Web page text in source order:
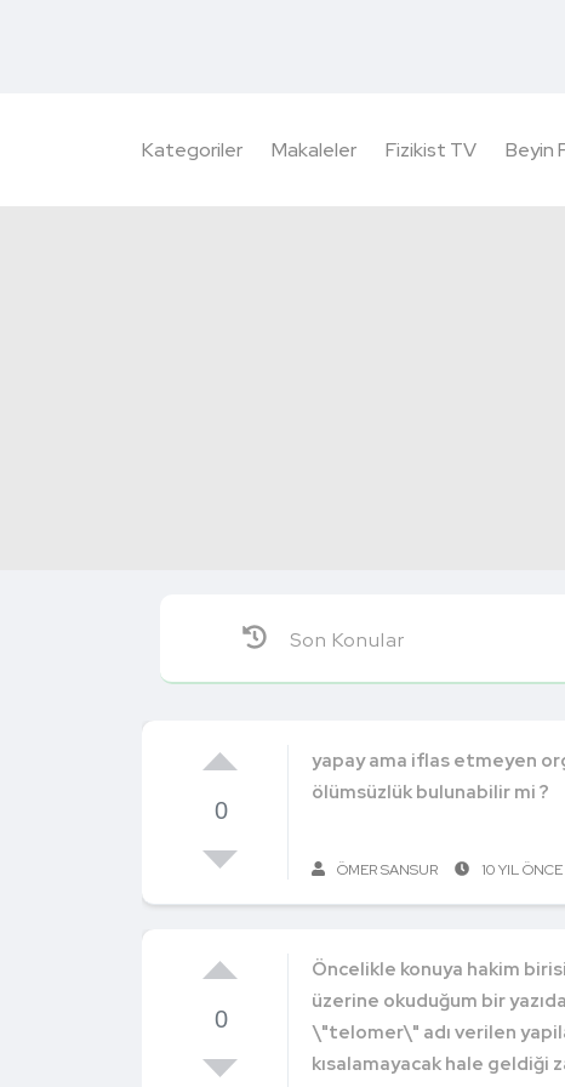
Kategoriler Makaleler Fizikist TV Beyin
Son Konular
0
yapay ama iflas etmeyen
ölümsüzlük bulunabilir mi ?
ÖMER SANSUR 10 YIL ÖNCE
0
Öncelikle konuya hakim
üzerine okuduğum bir
\"telomer\" adı verilen
kısalamayacak hale geldiği